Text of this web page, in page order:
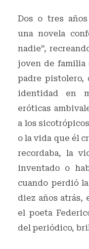
Dos o tres
una novela
nadie”,
joven de familia
padre pistolero,
identidad en
eróticas
a los
o la vida que él
recordaba, la
inventado o
cuando perdió
diez años atrás,
el poeta
del periódico,